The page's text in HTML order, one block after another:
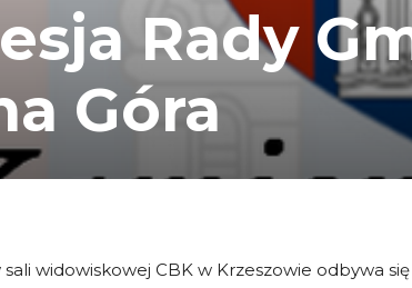
Rady
Góra
widowiskowej CBK w Krzeszowie odbywa się